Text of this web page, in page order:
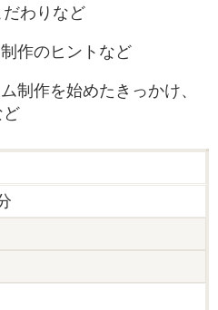
わりなど
作のヒントなど
制作を始めたきっかけ、
ど